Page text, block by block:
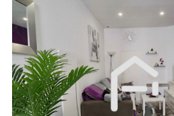
adapté à de la location meublée,
fiscale particulièrement intéressante
complète. Emplacement Rentabilité
Fiscalité Un actif rare sur le marché toulousain Idéal
investisseur cherchant un actif sûr
immédiat. La présente annonce immobilière a été rédigée
sous la responsabilité éditoriale de
mandataire indépendant en